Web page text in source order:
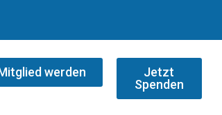
werden
Jetzt
Spenden